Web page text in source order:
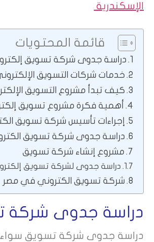
الإسكندرية
قائمة المحتويات
دراسة جدوى شركة تسويق
خدمات شركات التسويق
كيف تبدأ مشروع التسويق
أهمية فكرة مشروع تسويق
إجراءات تأسيس شركة تسويق
دراسة جدوى شركة تسويق
مشروع إنشاء شركة تسويق
دراسة جدوى لشركة تسويق
شركة تسويق الكتروني في مصر
دراسة جدوى شركة
دراسة جدوى شركة تسويق سواء